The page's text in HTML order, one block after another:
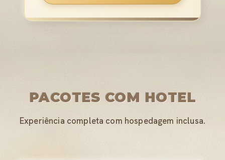
PACOTES COM HOTEL
Experiência completa com hospedagem inclusa.